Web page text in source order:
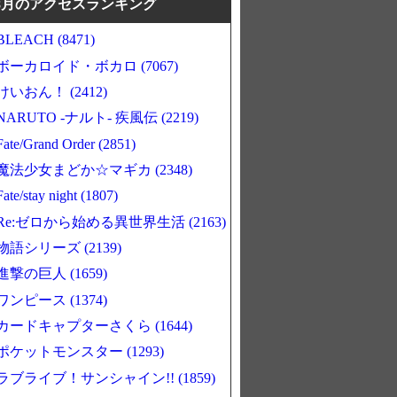
のアクセスランキング
(8471)
ーカロイド・ボカロ (7067)
いおん！ (2412)
-ナルト- 疾風伝 (2219)
Grand Order (2851)
法少女まどか☆マギカ (2348)
stay night (1807)
ゼロから始める異世界生活 (2163)
語シリーズ (2139)
撃の巨人 (1659)
ンピース (1374)
ードキャプターさくら (1644)
ケットモンスター (1293)
ブライブ！サンシャイン!! (1859)